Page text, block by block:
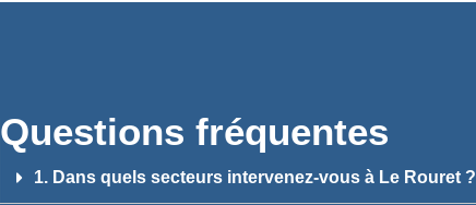
Questions fréquentes
1. Dans quels secteurs intervenez-vous à Le Rouret ?